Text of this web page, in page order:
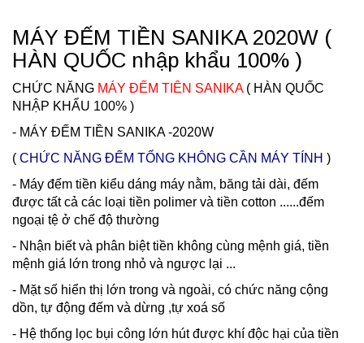
MÁY ĐẾM TIỀN SANIKA 2020W (
HÀN QUỐC nhập khẩu 100% )
CHỨC NĂNG MÁY ĐẾM TIÊN SANIKA( HÀN QUỐC
NHẬP KHẨU 100% )
- MÁY ĐẾM TIỀN SANIKA -2020W
( CHỨC NĂNG ĐẾM TỔNG KHÔNG CẦN MÁY TÍNH )
- Máy đếm tiền kiểu dáng máy nằm, băng tải dài, đếm
được tất cả các loại tiền polimer và tiền cotton ......đếm
ngoại tệ ở chế độ thường
- Nhận biết và phân biệt tiền không cùng mệnh giá, tiền
mệnh giá lớn trong nhỏ và ngược lại ...
- Mặt số hiển thị lớn trong và ngoài, có chức năng cộng
dồn, tự động đếm và dừng ,tự xoá số
- Hệ thống lọc bụi công lớn hút được khí độc hại của tiền